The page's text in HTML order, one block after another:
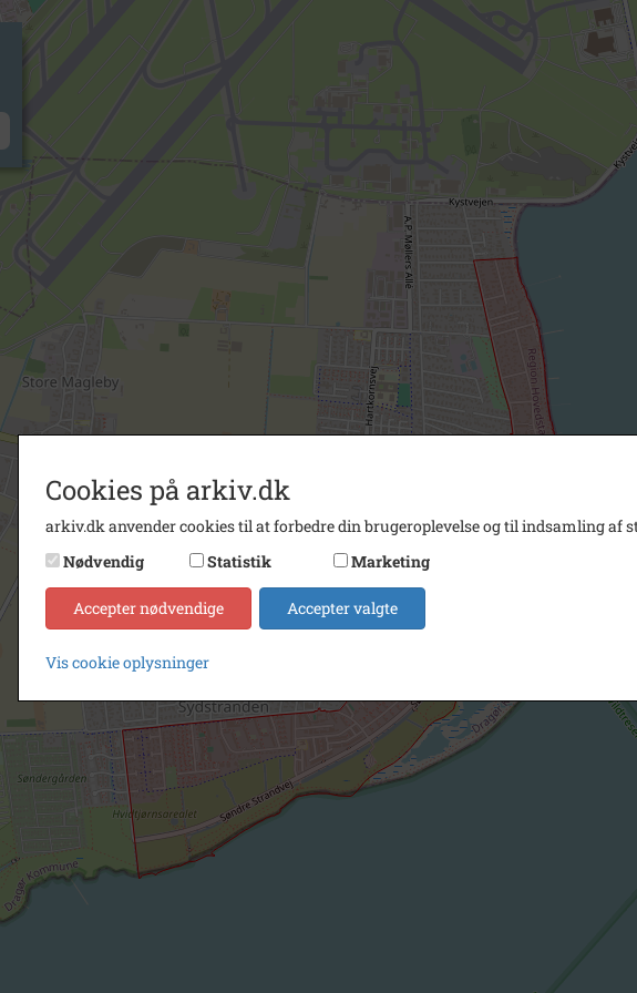
Cookies på arkiv.dk
arkiv.dk anvender cookies til at forbedre din brugeroplevelse og til indsamling af
Nødvendig
Statistik Marketing
Accepter nødvendige Accepter valgte
Vis cookie oplysninger